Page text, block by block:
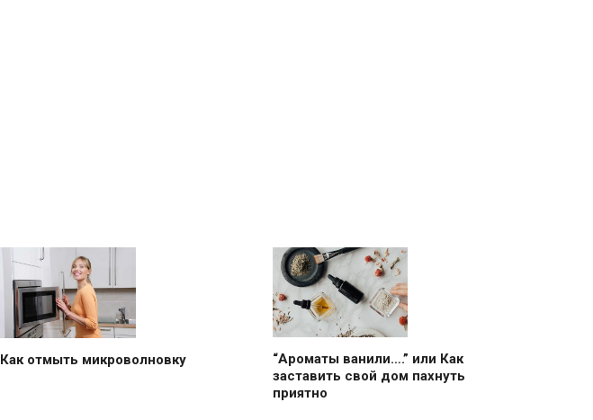
Как отмыть микроволновку
“Ароматы ванили….” или Как
заставить свой дом пахнуть
приятно